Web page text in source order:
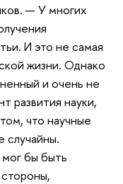
— У многих
И это не самая
жизни. Однако
и очень не
развития науки,
что научные
случайны.
бы быть